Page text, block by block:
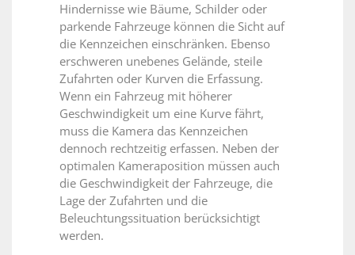
Hindernisse wie Bäume, Schilder oder
parkende Fahrzeuge können die Sicht auf
die Kennzeichen einschränken. Ebenso
erschweren unebenes Gelände, steile
Zufahrten oder Kurven die Erfassung.
Wenn ein Fahrzeug mit höherer
Geschwindigkeit um eine Kurve fährt,
muss die Kamera das Kennzeichen
dennoch rechtzeitig erfassen. Neben der
optimalen Kameraposition müssen auch
die Geschwindigkeit der Fahrzeuge, die
Lage der Zufahrten und die
Beleuchtungssituation berücksichtigt
werden.